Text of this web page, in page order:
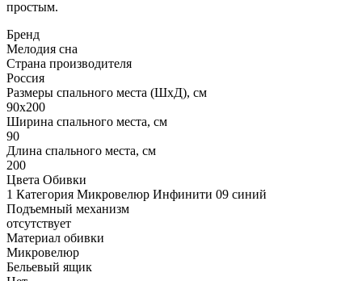
простым.
Бренд
Мелодия сна
Страна производителя
Россия
Размеры спального места (ШхД), см
90х200
Ширина спального места, см
90
Длина спального места, см
200
Цвета Обивки
1 Категория Микровелюр Инфинити 09 синий
Подъемный механизм
отсутствует
Материал обивки
Микровелюр
Бельевый ящик